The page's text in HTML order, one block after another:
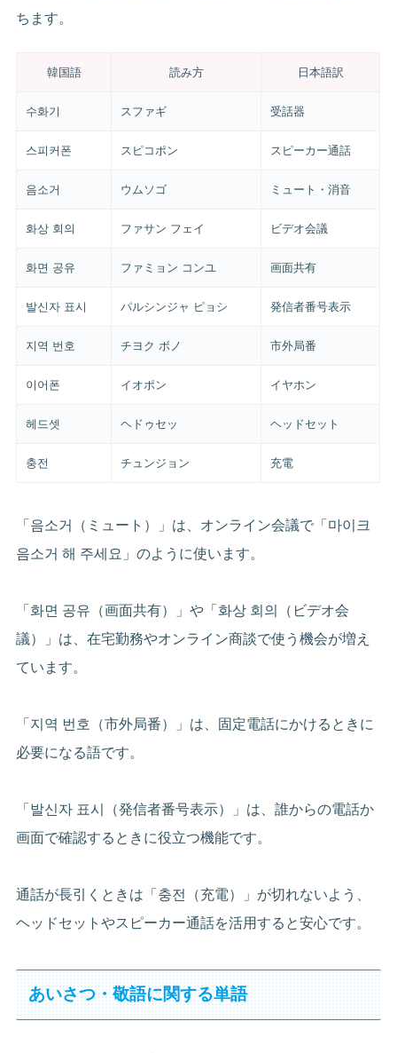
ちます。
韓国語 読み方 日本語訳
수화기 スファギ 受話器
스피커폰 スピコポン スピーカー通話
음소거 ウムソゴ ミュート・消音
화상 회의 ファサン フェイ ビデオ会議
화면 공유 ファミョン コンユ 画面共有
발신자 표시 パルシンジャ ピョシ 発信者番号表示
지역 번호 チヨク ボノ 市外局番
이어폰 イオポン イヤホン
헤드셋 ヘドゥセッ ヘッドセット
충전 チュンジョン 充電
「음소거（ミュート）」は、オンライン会議で「마이크
음소거 해 주세요」のように使います。
「화면 공유（画面共有）」や「화상 회의（ビデオ会
議）」は、在宅勤務やオンライン商談で使う機会が増え
ています。
「지역 번호（市外局番）」は、固定電話にかけるときに
必要になる語です。
「발신자 표시（発信者番号表示）」は、誰からの電話か
画面で確認するときに役立つ機能です。
通話が長引くときは「충전（充電）」が切れないよう、
ヘッドセットやスピーカー通話を活用すると安心です。
あいさつ・敬語に関する単語